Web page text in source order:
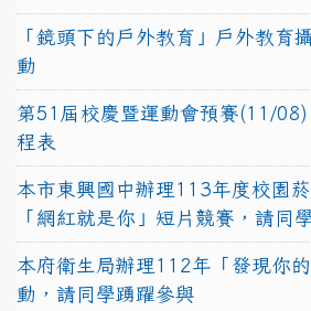
「鏡頭下的戶外教育」戶外教育
動
第51屆校慶暨運動會預賽(11/
程表
本市東興國中辦理113年度校園
「網紅就是你」短片競賽，請同
本府衛生局辦理112年「發現你
動，請同學踴躍參與